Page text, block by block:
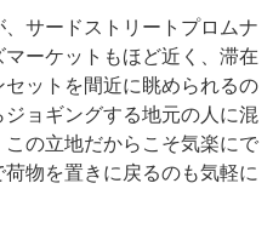
サードストリートプロムナ
ーケットもほど近く、滞在
ットを間近に眺められるの
ョギングする地元の人に混
の立地だからこそ気楽にで
物を置きに戻るのも気軽に